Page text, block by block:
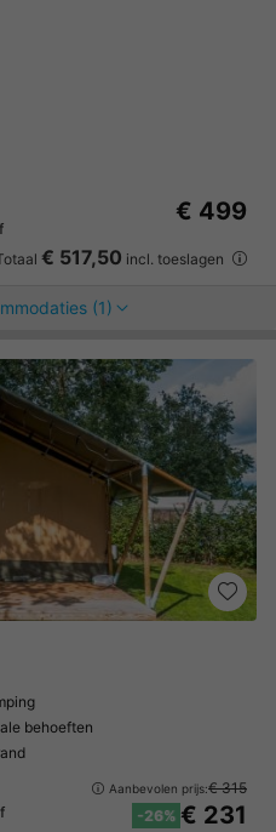
€ 499
€ 517,50 incl. toeslagen
(1)
behoeften
Aanbevolen prijs:€ 315
-26% € 231